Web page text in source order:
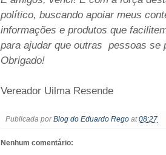
político, buscando apoiar meus
informações e produtos que
para ajudar que outras pessoas se
Obrigado!
Vereador Uilma Resende
Publicada porBlog do Eduardo Rego at08:27
Nenhum comentário: